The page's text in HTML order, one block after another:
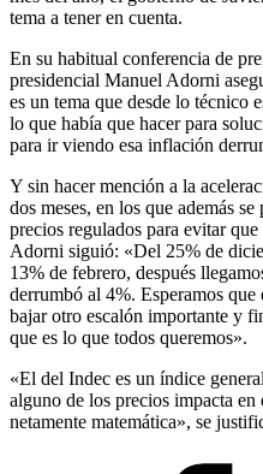
tema a tener en cuenta.
En su habitual conferencia de
presidencial Manuel Adorni
es un tema que desde lo técnico
lo que había que hacer para
para ir viendo esa inflación
Y sin hacer mención a la
dos meses, en los que además
precios regulados para evitar
Adorni siguió: «Del 25% de
13% de febrero, después
derrumbó al 4%. Esperamos
bajar otro escalón importante y
que es lo que todos queremos».
«El del Indec es un índice
alguno de los precios impacta
netamente matemática», se